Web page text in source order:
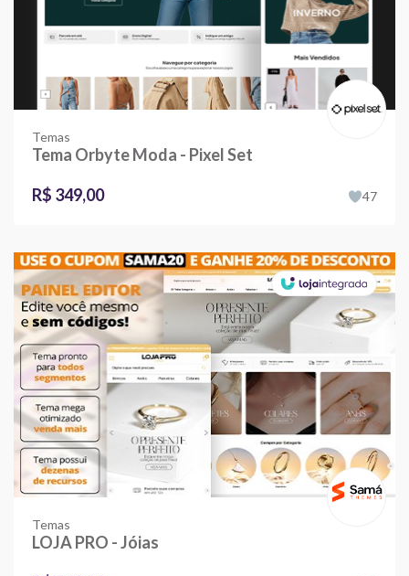
Temas
Tema Orbyte Moda - Pixel Set
R$ 349,00
47
Temas
LOJA PRO - Jóias